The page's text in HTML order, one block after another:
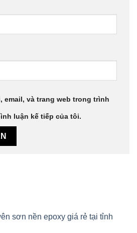
email, và trang web trong trình
luận kế tiếp của tôi.
sơn nền epoxy giá rẻ tại tỉnh